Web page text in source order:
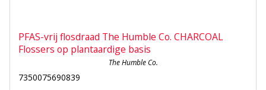
PFAS-vrij flosdraad The Humble Co. CHARCOAL
Flossers op plantaardige basis
The Humble Co.
7350075690839